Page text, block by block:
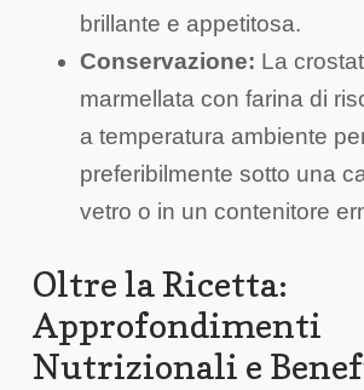
brillante e appetitosa.
Conservazione: La
marmellata con farina di
a temperatura ambiente
preferibilmente sotto una
vetro o in un contenitore
Oltre la Ricetta:
Approfondimenti
Nutrizionali e